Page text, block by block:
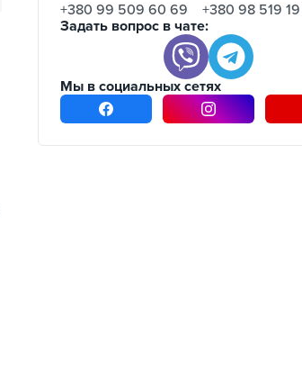
+380 99 509 60 69
+380 98 519
Задать вопрос в чате:
Мы в социальных сетях